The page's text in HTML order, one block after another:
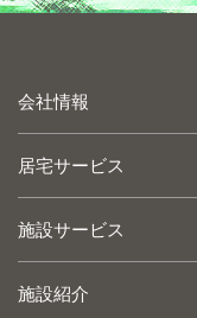
会社情報
居宅サービス
施設サービス
施設紹介